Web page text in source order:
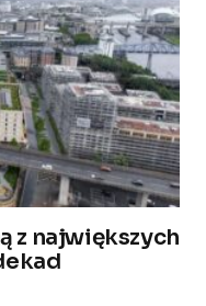
z największych